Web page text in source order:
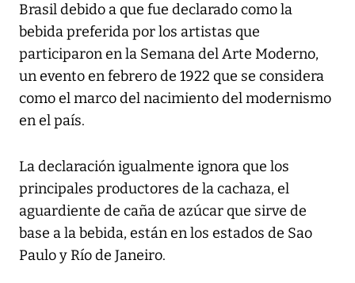
Brasil debido a que fue declarado como la
bebida preferida por los artistas que
participaron en la Semana del Arte Moderno,
un evento en febrero de 1922 que se considera
como el marco del nacimiento del modernismo
en el país.
La declaración igualmente ignora que los
principales productores de la cachaza, el
aguardiente de caña de azúcar que sirve de
base a la bebida, están en los estados de Sao
Paulo y Río de Janeiro.